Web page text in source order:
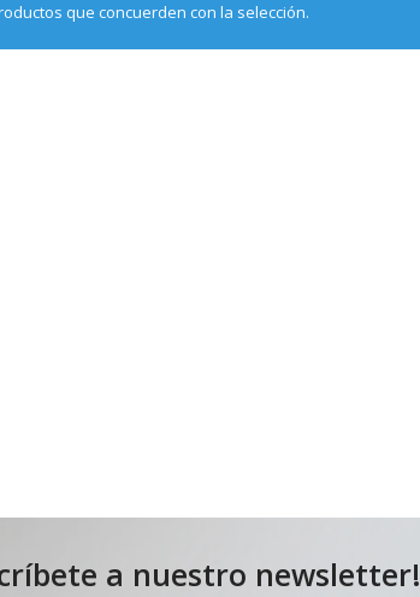
que concuerden con la selección.
a nuestro newsletter!